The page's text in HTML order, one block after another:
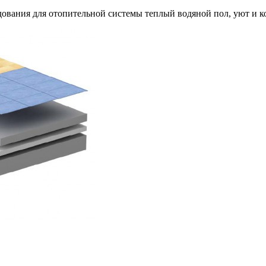
для отопительной системы теплый водяной пол, уют и